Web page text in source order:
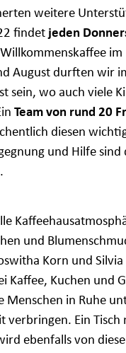
weitere
findet jeden
im
August durften wir
sein, wo auch viele
Team von rund 20
diesen
und Hilfe sind
und
Korn und
Kaffee, Kuchen und
Menschen in Ruhe
verbringen. Ein Tisch
ebenfalls von